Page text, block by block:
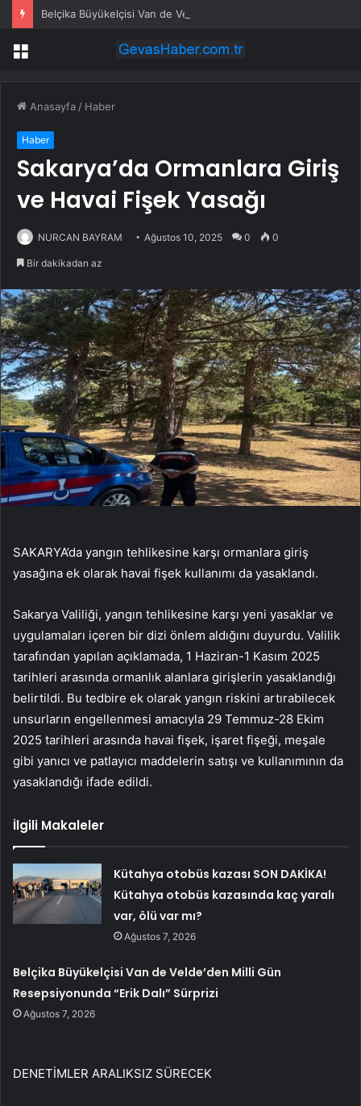
Menü
Anasayfa / Haber
Haber
Sakarya’da Ormanlara Giriş
ve Havai Fişek Yasağı
NURCAN BAYRAM Ağustos 10, 2025 0 0
Bir dakikadan az
SAKARYA’da yangın tehlikesine karşı ormanlara giriş
yasağına ek olarak havai fişek kullanımı da yasaklandı.
Sakarya Valiliği, yangın tehlikesine karşı yeni yasaklar ve
uygulamaları içeren bir dizi önlem aldığını duyurdu. Valilik
tarafından yapılan açıklamada, 1 Haziran-1 Kasım 2025
tarihleri arasında ormanlık alanlara girişlerin yasaklandığı
belirtildi. Bu tedbire ek olarak yangın riskini artırabilecek
unsurların engellenmesi amacıyla 29 Temmuz-28 Ekim
2025 tarihleri arasında havai fişek, işaret fişeği, meşale
gibi yanıcı ve patlayıcı maddelerin satışı ve kullanımının da
yasaklandığı ifade edildi.
İlgili Makaleler
Kütahya otobüs kazası SON DAKİKA!
Kütahya otobüs kazasında kaç yaralı
var, ölü var mı?
Ağustos 7, 2026
Belçika Büyükelçisi Van de Velde’den Milli Gün
Resepsiyonunda “Erik Dalı” Sürprizi
Ağustos 7, 2026
DENETİMLER ARALIKSIZ SÜRECEK